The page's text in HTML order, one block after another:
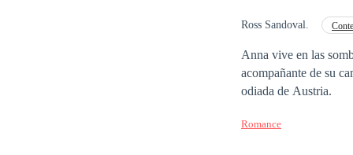
Ross Sandoval.
Anna vive en las
acompañante de su cama. Anna tendrá que enfrentarse a todo lo que se vendrá encima al
odiada de Austria.
Romance